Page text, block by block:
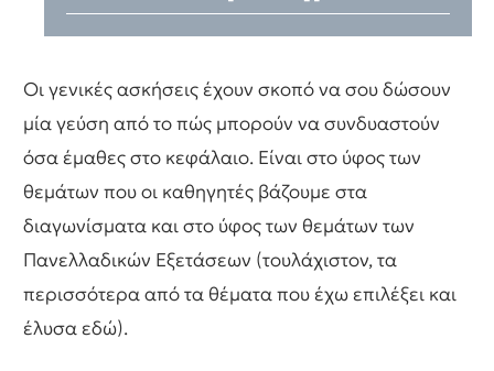
Οι γενικές ασκήσεις έχουν σκοπό να σου δώσουν
μία γεύση από το πώς μπορούν να συνδυαστούν
όσα έμαθες στο κεφάλαιο. Είναι στο ύφος των
θεμάτων που οι καθηγητές βάζουμε στα
διαγωνίσματα και στο ύφος των θεμάτων των
Πανελλαδικών Εξετάσεων (τουλάχιστον, τα
περισσότερα από τα θέματα που έχω επιλέξει και
έλυσα εδώ).